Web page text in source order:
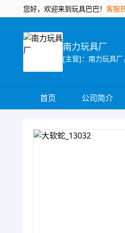
您好，欢迎来到玩具巴巴！ 客服
南力玩具厂
首页 公司简介